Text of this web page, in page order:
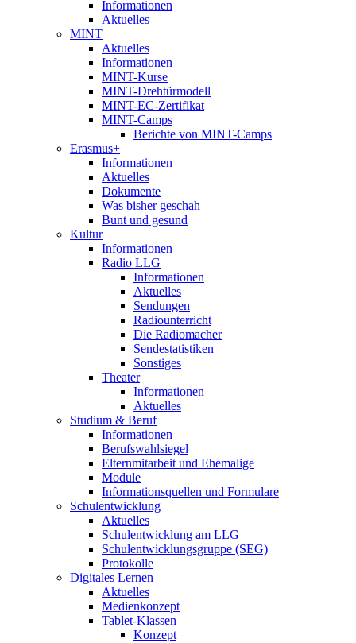
Informationen
Aktuelles
MINT
Aktuelles
Informationen
MINT-Kurse
MINT-Drehtürmodell
MINT-EC-Zertifikat
MINT-Camps
Berichte von MINT-Camps
Erasmus+
Informationen
Aktuelles
Dokumente
Was bisher geschah
Bunt und gesund
Kultur
Informationen
Radio LLG
Informationen
Aktuelles
Sendungen
Radiounterricht
Die Radiomacher
Sendestatistiken
Sonstiges
Theater
Informationen
Aktuelles
Studium & Beruf
Informationen
Berufswahlsiegel
Elternmitarbeit und Ehemalige
Module
Informationsquellen und Formulare
Schulentwicklung
Aktuelles
Schulentwicklung am LLG
Schulentwicklungsgruppe (SEG)
Protokolle
Digitales Lernen
Aktuelles
Medienkonzept
Tablet-Klassen
Konzept